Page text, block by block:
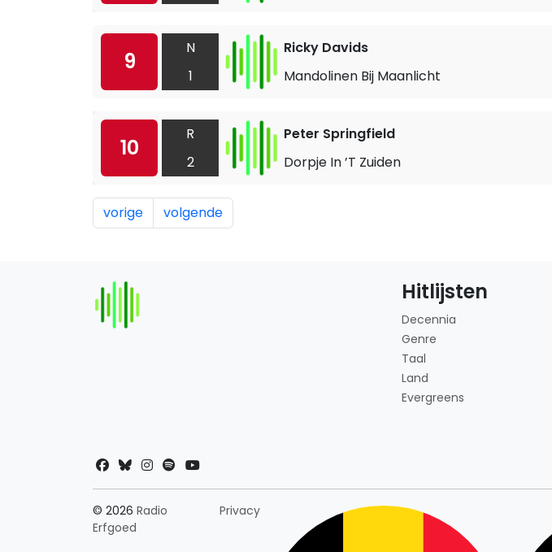
9
N
1
Ricky Davids
Mandolinen Bij Maanlicht
10
R
2
Peter Springfield
Dorpje In ’T Zuiden
vorige volgende
Hitlijsten
Decennia
Genre
Taal
Land
Evergreens
© 2026 Radio
Erfgoed
PrivacyLandkeuze